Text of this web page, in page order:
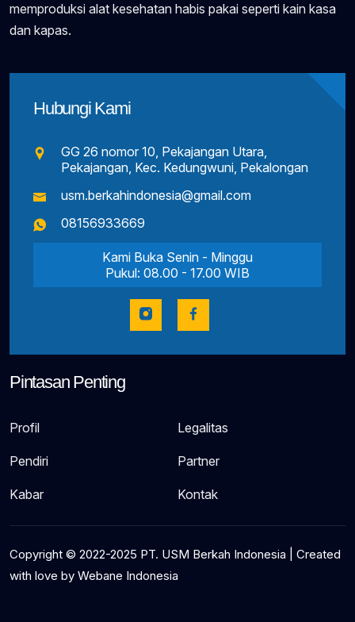
memproduksi alat kesehatan habis pakai seperti kain kasa
dan kapas.
Hubungi Kami
GG 26 nomor 10, Pekajangan Utara,
Pekajangan, Kec. Kedungwuni, Pekalongan
usm.berkahindonesia@gmail.com
08156933669
Kami Buka Senin - Minggu
Pukul: 08.00 - 17.00 WIB
Pintasan Penting
Profil Legalitas
Pendiri Partner
Kabar Kontak
Copyright © 2022-2025 PT. USM Berkah Indonesia | Created
with love by Webane Indonesia